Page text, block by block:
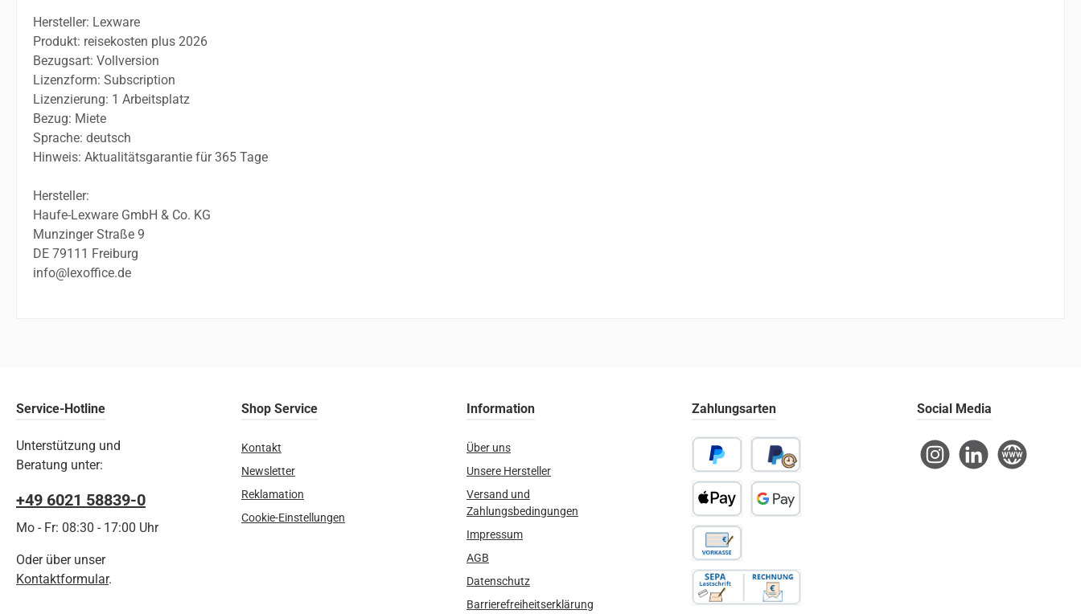
Hersteller: Lexware
Produkt: reisekosten plus 2026
Bezugsart: Vollversion
Lizenzform: Subscription
Lizenzierung: 1 Arbeitsplatz
Bezug: Miete
Sprache: deutsch
Hinweis: Aktualitätsgarantie für 365 Tage
Hersteller:
Haufe-Lexware GmbH & Co. KG
Munzinger Straße 9
DE 79111 Freiburg
info@lexoffice.de
Service-Hotline
Unterstützung und
Beratung unter:
+49 6021 58839-0
Mo - Fr: 08:30 - 17:00 Uhr
Oder über unser
Kontaktformular.
Shop Service
Kontakt
Newsletter
Reklamation
Cookie-Einstellungen
Information
Über uns
Unsere Hersteller
Versand und
Zahlungsbedingungen
Impressum
AGB
Datenschutz
Barrierefreiheitserklärung
Zahlungsarten
Vorkasse
PayPal Später Bezahlen
Apple Pay
Social Media
InstagramLinkedIn Website